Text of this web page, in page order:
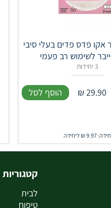
אקו פדס פדים בעלי סיבי
לשימוש רב פעמי
3 יחידות
29.90
₪ הוסף לסל
9.97 ₪ ליחידה
קטגוריות
לבית
טיפוח